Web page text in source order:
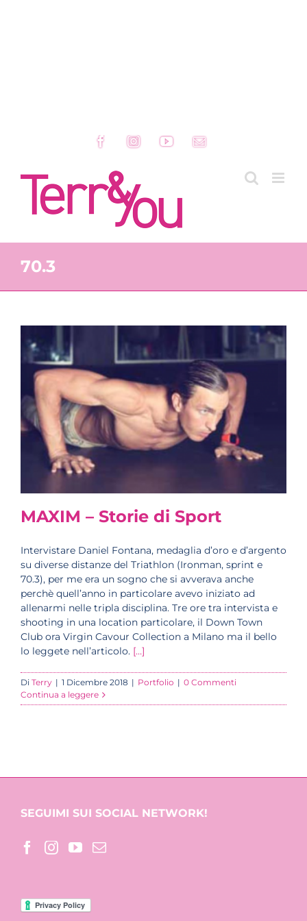
FacebookInstagramYouTubeEmail
70.3
MAXIM – Storie di Sport
Intervistare Daniel Fontana, medaglia d’oro e d’argento
su diverse distanze del Triathlon (Ironman, sprint e
70.3), per me era un sogno che si avverava anche
perchè quell’anno in particolare avevo iniziato ad
allenarmi nelle tripla disciplina. Tre ore tra intervista e
shooting in una location particolare, il Down Town
Club ora Virgin Cavour Collection a Milano ma il bello
lo leggete nell’articolo. […]
Di Terry | 1 Dicembre 2018 | Portfolio | 0 Commenti
Continua a leggere
SEGUIMI SUI SOCIAL NETWORK!